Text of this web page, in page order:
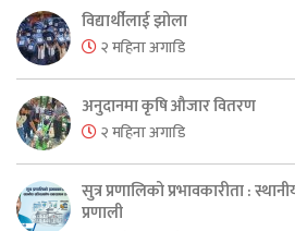
विद्यार्थीलाई झोला
२ महिना अगाडि
अनुदानमा कृषि औजार वितरण
२ महिना अगाडि
सुत्र प्रणालिको प्रभावकारीता :
प्रणाली